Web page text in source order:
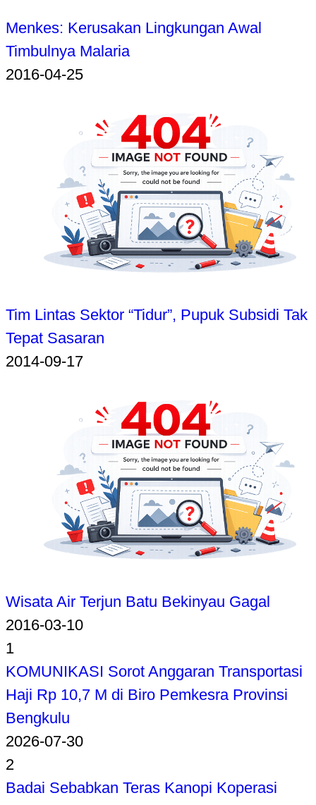
Menkes: Kerusakan Lingkungan Awal
Timbulnya Malaria
2016-04-25
Tim Lintas Sektor “Tidur”, Pupuk Subsidi Tak
Tepat Sasaran
2014-09-17
Wisata Air Terjun Batu Bekinyau Gagal
2016-03-10
1
KOMUNIKASI Sorot Anggaran Transportasi
Haji Rp 10,7 M di Biro Pemkesra Provinsi
Bengkulu
2026-07-30
2
Badai Sebabkan Teras Kanopi Koperasi